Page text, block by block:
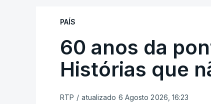
PAÍS
60 anos da
Histórias que
RTP / atualizado 6 Agosto 2026, 16:23